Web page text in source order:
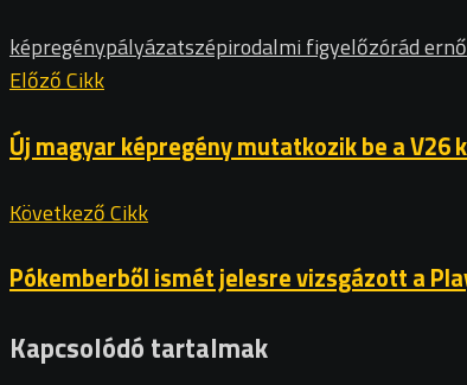
képregénypályázatszépirodalmi figyelőzórád ernő
Előző Cikk
Új magyar képregény mutatkozik be a V26
Következő Cikk
Pókemberből ismét jelesre vizsgázott a
Kapcsolódó tartalmak